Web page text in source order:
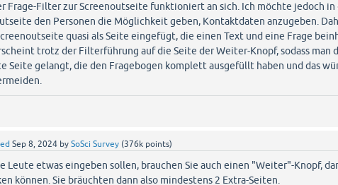
Frage-Filter zur Screenoutseite funktioniert an sich. Ich möchte jedoch in
den Personen die Möglichkeit geben, Kontaktdaten anzugeben.
quasi als Seite eingefügt, die einen Text und eine Frage
trotz der Filterführung auf die Seite der Weiter-Knopf, sodass man
Seite gelangt, die den Fragebogen komplett ausgefüllt haben und das
Sep 8, 2024 bySoSci Survey (376k points)
Leute etwas eingeben sollen, brauchen Sie auch einen "Weiter"-Knopf,
können. Sie bräuchten dann also mindestens 2 Extra-Seiten.